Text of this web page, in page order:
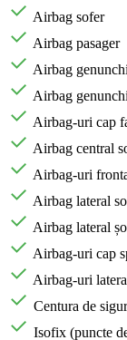
Airbag sofer
Airbag pasager
Airbag
Airbag
Airbag-uri cap
Airbag central
Airbag-uri
Airbag lateral
Airbag lateral
Airbag-uri cap
Airbag-uri
Centura de
Isofix (puncte